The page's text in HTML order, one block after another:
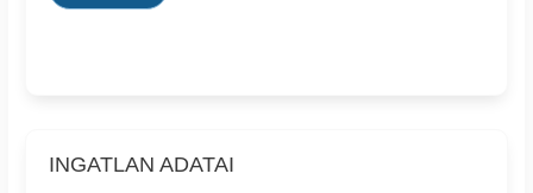
INGATLAN ADATAI